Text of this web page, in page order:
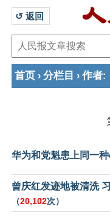
↺ 返回
首页 › 分栏目 › 作者:
华为和党魁患上同一
曾庆红发迹地被清洗
（20,102次）